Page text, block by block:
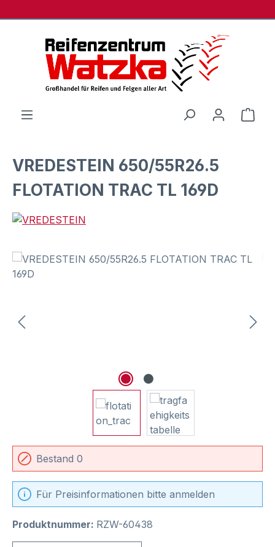
VREDESTEIN 650/55R26.5
FLOTATION TRAC TL 169D
Bildergalerie überspringen
Bestand 0
Für Preisinformationen bitte anmelden
Produktnummer: RZW-60438